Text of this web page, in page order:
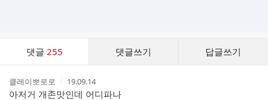
댓글 255 댓글쓰기 답글쓰기
작
성
클레이뽀로로
작
성
19.09.14
아저거 개존맛인데 어디파나